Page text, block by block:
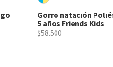
Gorro natación
5 años Friends Kids
$58.500